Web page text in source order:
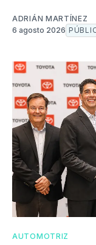
ADRIÁN MARTÍNEZ
6 agosto 2026
AUTOMOTRIZ